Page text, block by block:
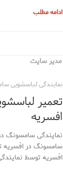
ادامه مطلب
مدیر سایت
نمایندگی لباسشویی
تعمیر
افسریه
نمایندگی سامسونگ
سامسونگ در افسریه
افسریه توسط